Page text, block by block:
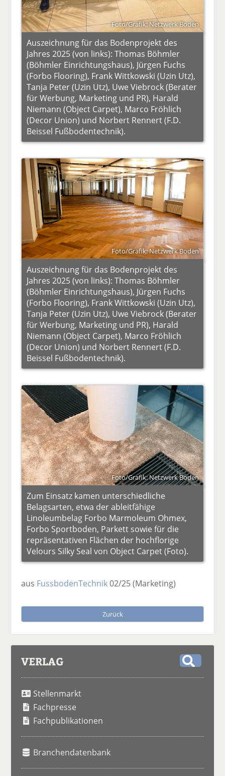
Foto/Grafik: Netzwerk Boden
Auszeichnung für das Bodenprojekt des
Jahres 2025 (von links): Thomas Böhmler
(Böhmler Einrichtungshaus), Jürgen Fuchs
(Forbo Flooring), Frank Wittkowski (Uzin Utz),
Tanja Peter (Uzin Utz), Uwe Viebrock (Berater
für Werbung, Marketing und PR), Harald
Niemann (Object Carpet), Marco Fröhlich
(Decor Union) und Norbert Rennert (F.D.
Beissel Fußbodentechnik).
Foto/Grafik: Netzwerk Boden
Auszeichnung für das Bodenprojekt des
Jahres 2025 (von links): Thomas Böhmler
(Böhmler Einrichtungshaus), Jürgen Fuchs
(Forbo Flooring), Frank Wittkowski (Uzin Utz),
Tanja Peter (Uzin Utz), Uwe Viebrock (Berater
für Werbung, Marketing und PR), Harald
Niemann (Object Carpet), Marco Fröhlich
(Decor Union) und Norbert Rennert (F.D.
Beissel Fußbodentechnik).
Foto/Grafik: Netzwerk Boden
Zum Einsatz kamen unterschiedliche
Belagsarten, etwa der ableitfähige
Linoleumbelag Forbo Marmoleum Ohmex,
Forbo Sportboden, Parkett sowie für die
repräsentativen Flächen der hochflorige
Velours Silky Seal von Object Carpet (Foto).
aus FussbodenTechnik02/25(Marketing)
Zurück
VERLAG
Stellenmarkt
Fachpresse
Fachpublikationen
Branchendatenbank